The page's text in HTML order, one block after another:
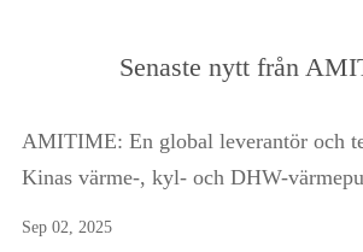
Senaste nytt från
AMITIME: En global leverantör och
Kinas värme-, kyl- och DHW-
Sep 02, 2025